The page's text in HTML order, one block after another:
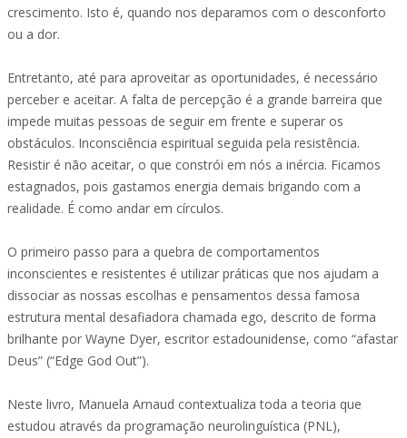
crescimento. Isto é, quando nos deparamos com o desconforto
ou a dor.
Entretanto, até para aproveitar as oportunidades, é necessário
perceber e aceitar. A falta de percepção é a grande barreira que
impede muitas pessoas de seguir em frente e superar os
obstáculos. Inconsciência espiritual seguida pela resistência.
Resistir é não aceitar, o que constrói em nós a inércia. Ficamos
estagnados, pois gastamos energia demais brigando com a
realidade. É como andar em círculos.
O primeiro passo para a quebra de comportamentos
inconscientes e resistentes é utilizar práticas que nos ajudam a
dissociar as nossas escolhas e pensamentos dessa famosa
estrutura mental desafiadora chamada ego, descrito de forma
brilhante por Wayne Dyer, escritor estadounidense, como “afastar
Deus” (“Edge God Out”).
Neste livro, Manuela Arnaud contextualiza toda a teoria que
estudou através da programação neurolinguística (PNL),